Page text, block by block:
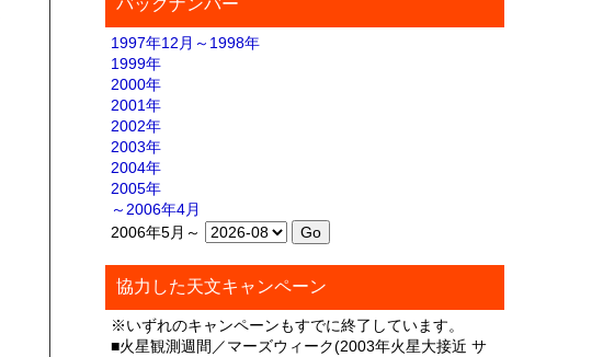
バックナンバー
1997年12月～1998年
1999年
2000年
2001年
2002年
2003年
2004年
2005年
～2006年4月
2006年5月～
協力した天文キャンペーン
※いずれのキャンペーンもすでに終了しています。
■火星観測週間／マーズウィーク(2003年火星大接近 サ